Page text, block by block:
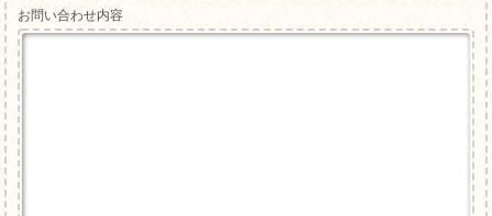
お問い合わせ内容